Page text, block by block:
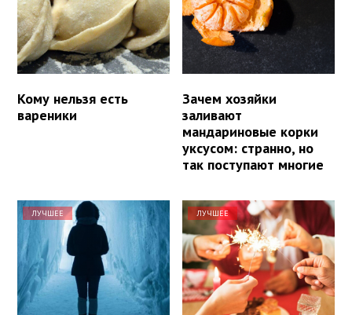
Кому нельзя есть
вареники
Зачем хозяйки
заливают
мандариновые корки
уксусом: странно, но
так поступают многие
ЛУЧШЕЕ ЛУЧШЕЕ